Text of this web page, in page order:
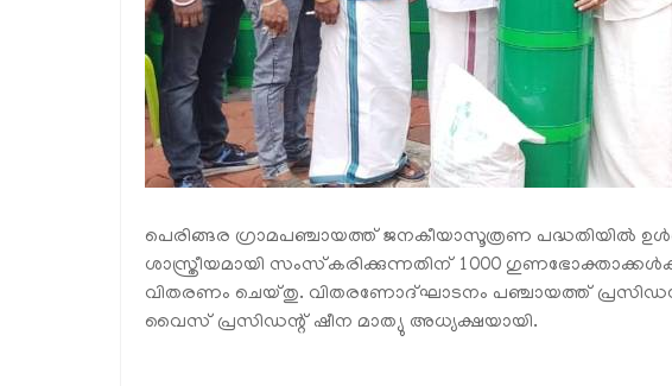
പെരിങ്ങര ഗ്രാമപഞ്ചായത്ത് ജനകീയാസൂത്രണ പദ്ധതിയില്‍
ശാസ്ത്രീയമായി സംസ്‌കരിക്കുന്നതിന് 1000
വിതരണം ചെയ്തു. വിതരണോദ്ഘാടനം പഞ്ചായത്ത്
വൈസ് പ്രസിഡന്റ് ഷീന മാത്യു അധ്യക്ഷയായി.